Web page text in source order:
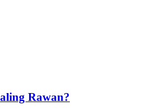
Rawan?